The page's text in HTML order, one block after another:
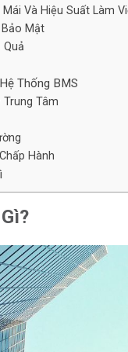
Và Hiệu Suất Làm
Mật
Quả
Thống BMS
Trung Tâm
Hành